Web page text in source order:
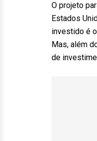
O projeto
Estados
investido é
Mas, além
de